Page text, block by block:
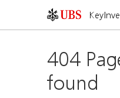
404
found